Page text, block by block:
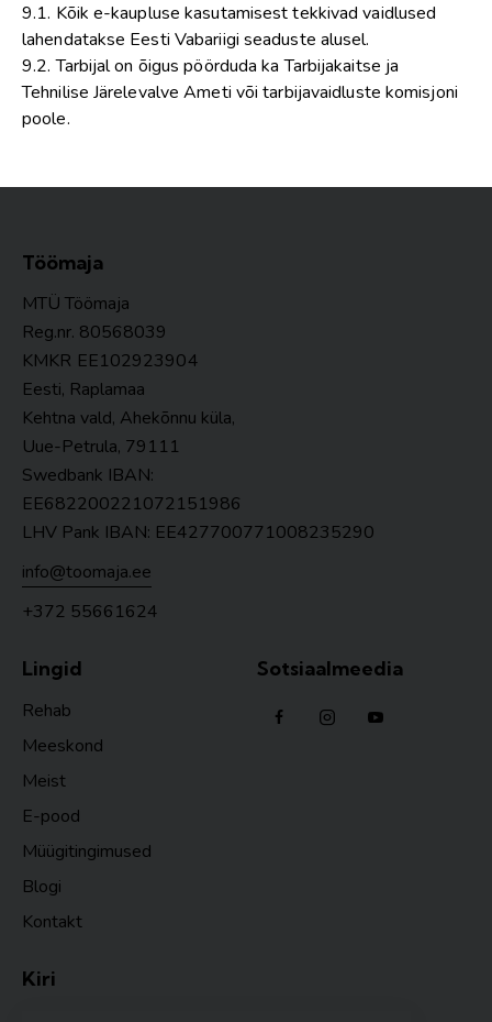
9.1. Kõik e-kaupluse kasutamisest tekkivad vaidlused
lahendatakse Eesti Vabariigi seaduste alusel.
9.2. Tarbijal on õigus pöörduda ka Tarbijakaitse ja
Tehnilise Järelevalve Ameti või tarbijavaidluste komisjoni
poole.
Töömaja
MTÜ Töömaja
Reg.nr. 80568039
KMKR EE102923904
Eesti, Raplamaa
Kehtna vald, Ahekõnnu küla,
Uue-Petrula, 79111
Swedbank IBAN:
EE682200221072151986
LHV Pank IBAN: EE427700771008235290
info@toomaja.ee
+372 55661624
Lingid
Rehab
Meeskond
Meist
E-pood
Müügitingimused
Blogi
Kontakt
Sotsiaalmeedia
Kiri